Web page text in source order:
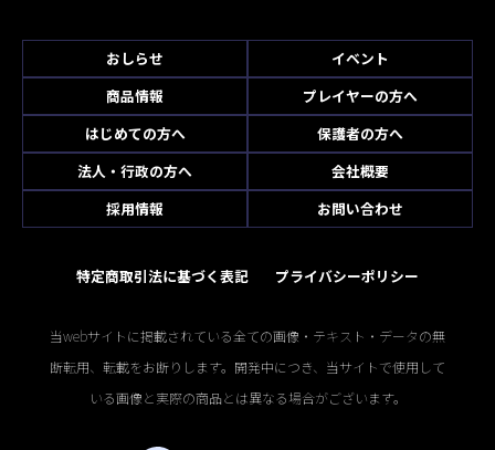
おしらせ
イベント
商品情報
プレイヤーの方へ
はじめての方へ
保護者の方へ
法人・行政の方へ
会社概要
採用情報
お問い合わせ
特定商取引法に基づく表記 プライバシーポリシー
当webサイトに掲載されている全ての画像・テキスト・データの無
断転用、転載をお断りします。開発中につき、当サイトで使用して
いる画像と実際の商品とは異なる場合がございます。